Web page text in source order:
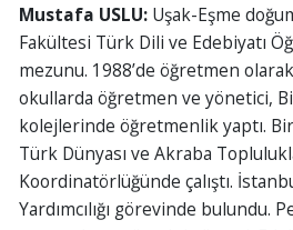
Mustafa USLU:Uşak-Eşme
Fakültesi Türk Dili ve Edebiyatı
mezunu. 1988’de öğretmen
okullarda öğretmen ve yönetici,
kolejlerinde öğretmenlik yaptı.
Türk Dünyası ve Akraba
Koordinatörlüğünde çalıştı.
Yardımcılığı görevinde bulundu.